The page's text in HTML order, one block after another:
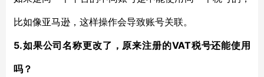
比如像亚马逊，这样操作会导致账号关联。
5.如果公司名称更改了，原来注册的VAT税号还能使用
吗？